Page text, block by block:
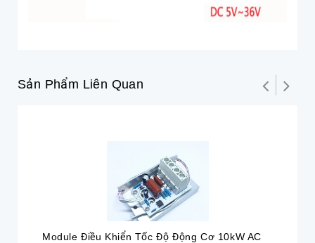
Sản Phẩm Liên Quan
Module Điều Khiển Tốc Độ Động Cơ 10kW AC